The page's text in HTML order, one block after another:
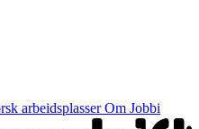
arbeidsplasserOm Jobbi